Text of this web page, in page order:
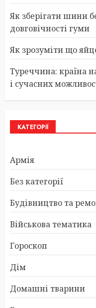
Як зберігати шини
довговічності гуми
Як зрозуміти що
Туреччина: країна
і сучасних
КАТЕГОРІЇ
Армія
Без категорії
Будівництво та
Військова тематика
Гороскоп
Дім
Домашні тварини